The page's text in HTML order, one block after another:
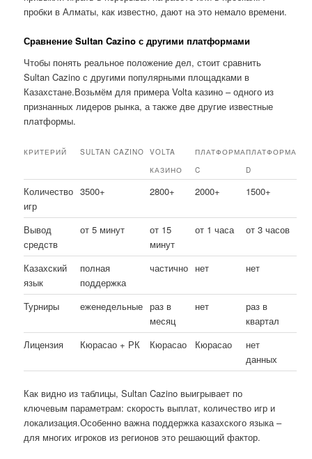
пробки в Алматы, как известно, дают на это немало времени.
Сравнение Sultan Cazino с другими платформами
Чтобы понять реальное положение дел, стоит сравнить
Sultan Cazino с другими популярными площадками в
Казахстане.Возьмём для примера Volta казино – одного из
признанных лидеров рынка, а также две другие известные
платформы.
КРИТЕРИЙ SULTAN CAZINO
VOLTA
КАЗИНО
ПЛАТФОРМА
C
ПЛАТФОРМА
D
Количество
игр
3500+ 2800+ 2000+ 1500+
Вывод
средств
от 5 минут
от 15
минут
от 1 часа от 3 часов
Казахский
язык
полная
поддержка
частично нет нет
Турниры еженедельные раз в
месяц
нет
раз в
квартал
Лицензия
Кюрасао + РК Кюрасао Кюрасао
нет
данных
Как видно из таблицы, Sultan Cazino выигрывает по
ключевым параметрам: скорость выплат, количество игр и
локализация.Особенно важна поддержка казахского языка –
для многих игроков из регионов это решающий фактор.